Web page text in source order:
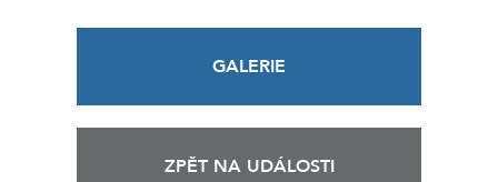
GALERIE
ZPĚT NA UDÁLOSTI